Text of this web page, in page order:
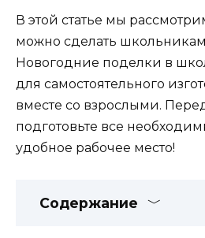
В этой статье мы
можно сделать школьникам
Новогодние поделки в
для самостоятельного
вместе со взрослыми.
подготовьте все
удобное рабочее место!
Содержание